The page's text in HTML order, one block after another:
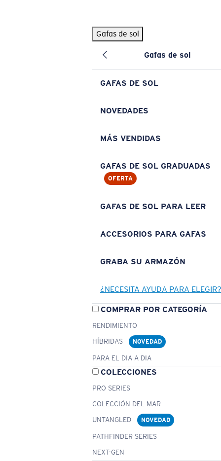
Gafas de sol
Gafas de sol
GAFAS DE SOL
NOVEDADES
MÁS VENDIDAS
GAFAS DE SOL GRADUADAS
OFERTA
GAFAS DE SOL PARA LEER
ACCESORIOS PARA GAFAS
GRABA SU ARMAZÓN
¿NECESITA AYUDA PARA ELEGIR?
COMPRAR POR CATEGORÍA
RENDIMIENTO
HÍBRIDAS
NOVEDAD
PARA EL DIA A DIA
COLECCIONES
PRO SERIES
COLECCIÓN DEL MAR
UNTANGLED
NOVEDAD
PATHFINDER SERIES
NEXT-GEN
BÚSQUEDAS POPULARES
Pilothouse PRO Limited Edition Pack Exclusivo
Gafas de sol personalizadas
Los más vendidos de gafas de sol